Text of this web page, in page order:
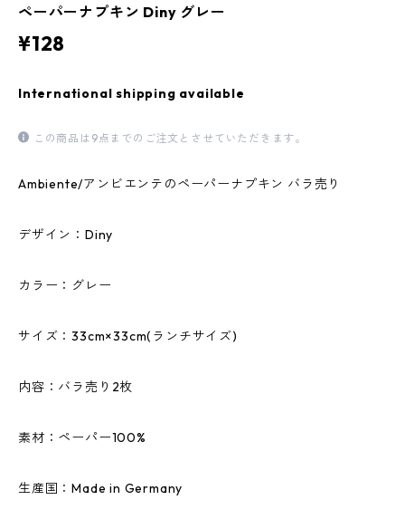
ペーパーナプキン Diny グレー
¥128
International shipping available
この商品は9点までのご注文とさせていただきます。
Ambiente/アンビエンテのペーパーナプキン バラ売り
デザイン：Diny
カラー：グレー
サイズ：33cm×33cm(ランチサイズ)
内容：バラ売り2枚
素材：ペーパー100%
生産国：Made in Germany